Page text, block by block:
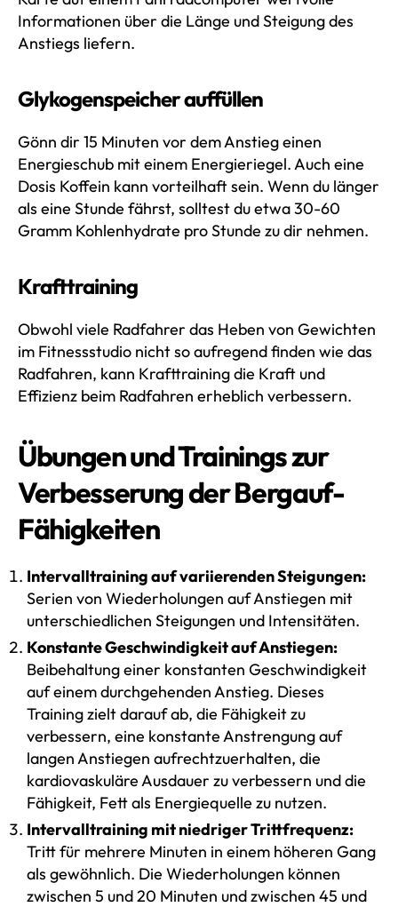
Informationen über die Länge und Steigung des
Anstiegs liefern.
Glykogenspeicher auffüllen
Gönn dir 15 Minuten vor dem Anstieg einen
Energieschub mit einem Energieriegel. Auch eine
Dosis Koffein kann vorteilhaft sein. Wenn du länger
als eine Stunde fährst, solltest du etwa 30-60
Gramm Kohlenhydrate pro Stunde zu dir nehmen.
Krafttraining
Obwohl viele Radfahrer das Heben von Gewichten
im Fitnessstudio nicht so aufregend finden wie das
Radfahren, kann Krafttraining die Kraft und
Effizienz beim Radfahren erheblich verbessern.
Übungen und Trainings zur
Verbesserung der Bergauf-
Fähigkeiten
Intervalltraining auf variierenden Steigungen:
Serien von Wiederholungen auf Anstiegen mit
unterschiedlichen Steigungen und Intensitäten.
Konstante Geschwindigkeit auf Anstiegen:
Beibehaltung einer konstanten Geschwindigkeit
auf einem durchgehenden Anstieg. Dieses
Training zielt darauf ab, die Fähigkeit zu
verbessern, eine konstante Anstrengung auf
langen Anstiegen aufrechtzuerhalten, die
kardiovaskuläre Ausdauer zu verbessern und die
Fähigkeit, Fett als Energiequelle zu nutzen.
Intervalltraining mit niedriger Trittfrequenz:
Tritt für mehrere Minuten in einem höheren Gang
als gewöhnlich. Die Wiederholungen können
zwischen 5 und 20 Minuten und zwischen 45 und